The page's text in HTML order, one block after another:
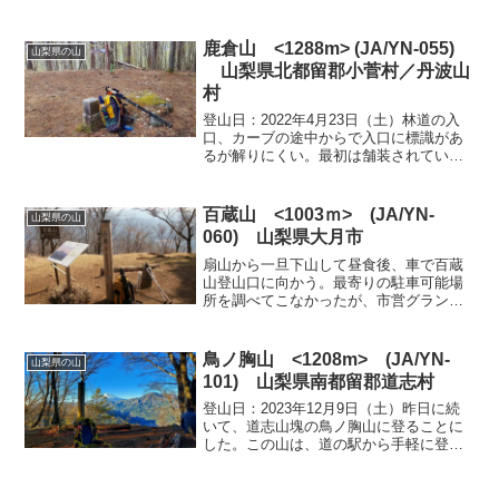
内を歩き、高速道路の下をくぐると登山
口への標識に従って...
山梨県の山
鹿倉山 <1288m> (JA/YN-055)
山梨県北都留郡小菅村／丹波山
村
登山日：2022年4月23日（土）林道の入
口、カーブの途中からで入口に標識があ
るが解りにくい。最初は舗装されている
走行は可能でした(下山時撮影)。今回は状
況が不明だった...
山梨県の山
百蔵山 <1003ｍ> (JA/YN-
060) 山梨県大月市
扇山から一旦下山して昼食後、車で百蔵
山登山口に向かう。最寄りの駐車可能場
所を調べてこなかったが、市営グランド
こに駐車することにした。この駐車場か
らすこし歩くと、道路が２...
山梨県の山
鳥ノ胸山 <1208m> (JA/YN-
101) 山梨県南都留郡道志村
登山日：2023年12月9日（土）昨日に続
いて、道志山塊の鳥ノ胸山に登ることに
した。この山は、道の駅から手軽に登れ